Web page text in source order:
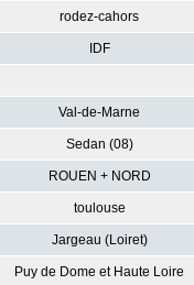
rodez-cahors
IDF
Val-de-Marne
Sedan (08)
ROUEN + NORD
toulouse
Jargeau (Loiret)
Puy de Dome et Haute Loire